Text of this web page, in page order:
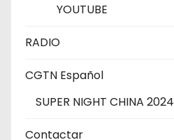
YOUTUBE
RADIO
CGTN Español
SUPER NIGHT CHINA 2024
Contactar